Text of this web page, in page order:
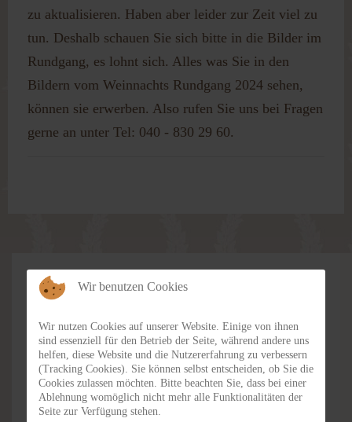
zu aktualisieren. Haben aber leider zur Zeit viel zu
tun. Deshalb schauen Sie sich bitte in die Bilder im
Rundgang, es lohnt sich. Alles was Sie in den
Bildern vom Weinnachts Rundgang 2024 sehen,
können sie erwerben. Also rufen Sie uns bei Fragen
gerne an unter Tel: 040 - 830 29 60.
UNSERE MARKEN
Wir benutzen Cookies
Wir nutzen Cookies auf unserer Website. Einige von ihnen
sind essenziell für den Betrieb der Seite, während andere uns
helfen, diese Website und die Nutzererfahrung zu verbessern
(Tracking Cookies). Sie können selbst entscheiden, ob Sie die
Cookies zulassen möchten. Bitte beachten Sie, dass bei einer
Ablehnung womöglich nicht mehr alle Funktionalitäten der
Seite zur Verfügung stehen.